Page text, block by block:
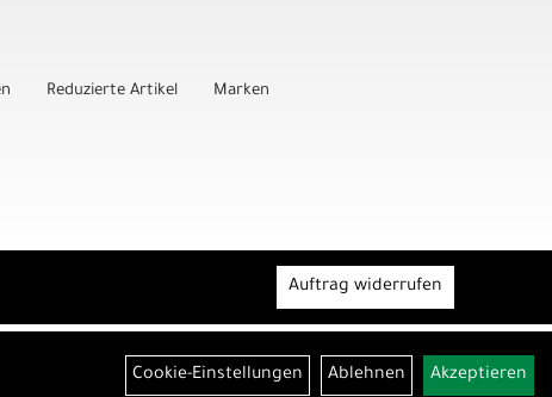
Reduzierte Artikel Marken
Cookie-Einstellungen Ablehnen Akzeptieren
Auftrag widerrufen